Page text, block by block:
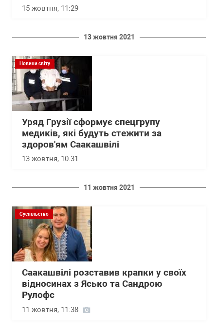
15 жовтня, 11:29
13 жовтня 2021
Новини світу
Уряд Грузії сформує спецгрупу
медиків, які будуть стежити за
здоров'ям Саакашвілі
13 жовтня, 10:31
11 жовтня 2021
Суспільство
Саакашвілі розставив крапки у своїх
відносинах з Ясько та Сандрою
Рулофс
11 жовтня, 11:38